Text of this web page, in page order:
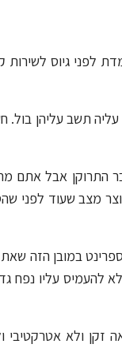
לפני גיוס לשירות
תשב עליהן בול.
התרוקן אבל אתם
מצב שעוד לפני
במובן הזה
להעמיס עליו נפח
זקן ולא אטרקטיבי